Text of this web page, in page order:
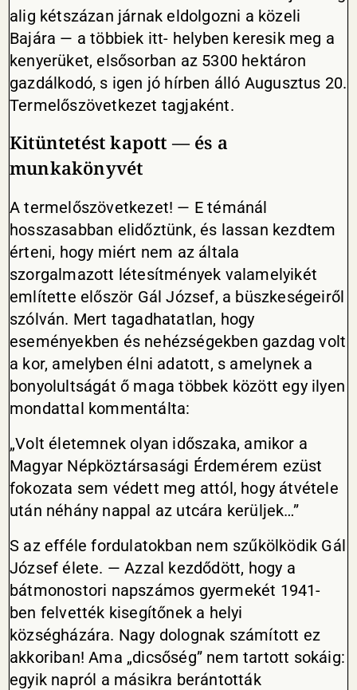
alig kétszázan járnak eldolgozni a közeli
Bajára — a többiek itt- helyben keresik meg a
kenyerüket, elsősorban az 5300 hektáron
gazdálkodó, s igen jó hírben álló Augusztus 20.
Termelőszövetkezet tagjaként.
Kitüntetést kapott — és a
munkakönyvét
A termelőszövetkezet! — E témánál
hosszasabban elidőztünk, és lassan kezdtem
érteni, hogy miért nem az általa
szorgalmazott létesítmények valamelyikét
említette először Gál József, a büszkeségeiről
szólván. Mert tagadhatatlan, hogy
eseményekben és nehézségekben gazdag volt
a kor, amelyben élni adatott, s amelynek a
bonyolultságát ő maga többek között egy ilyen
mondattal kommentálta:
„Volt életemnek olyan időszaka, amikor a
Magyar Népköztársasági Érdemérem ezüst
fokozata sem védett meg attól, hogy átvétele
után néhány nappal az utcára kerüljek…”
S az efféle fordulatokban nem szűkölködik Gál
József élete. — Azzal kezdődött, hogy a
bátmonostori napszámos gyermekét 1941-
ben felvették kisegítőnek a helyi
községházára. Nagy dolognak számított ez
akkoriban! Ama „dicsőség” nem tartott sokáig:
egyik napról a másikra berántották